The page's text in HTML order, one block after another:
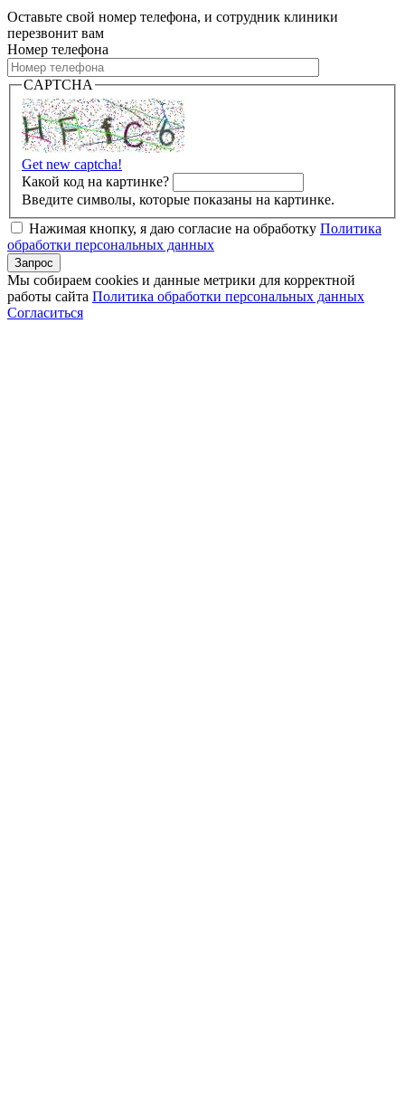
Оставьте свой номер телефона, и сотрудник клиники
перезвонит вам
Номер телефона
CAPTCHA
Get new captcha!
Какой код на картинке?
Введите символы, которые показаны на картинке.
Нажимая кнопку, я даю согласие на обработку Политика
обработки персональных данных
Мы собираем cookies и данные метрики для корректной
работы сайта Политика обработки персональных данных
Согласиться